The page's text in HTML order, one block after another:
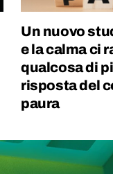
Un nuovo
e la calma ci
qualcosa di
risposta del
paura